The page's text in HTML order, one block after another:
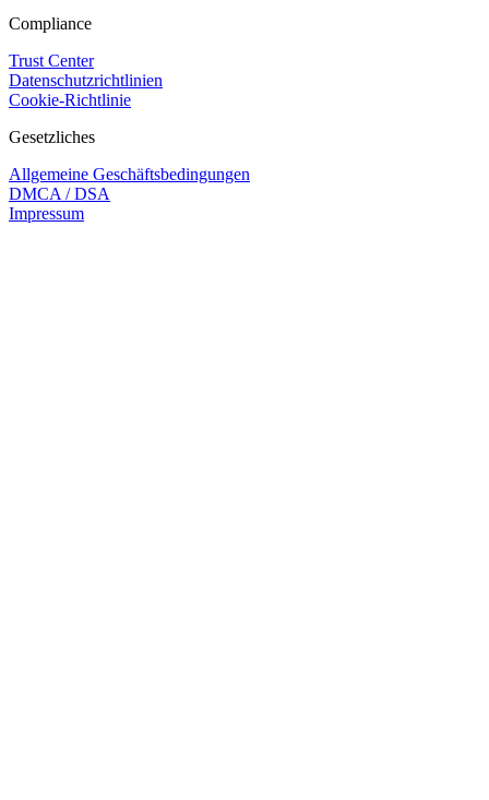
Compliance
Trust Center
Datenschutzrichtlinien
Cookie-Richtlinie
Gesetzliches
Allgemeine Geschäftsbedingungen
DMCA / DSA
Impressum